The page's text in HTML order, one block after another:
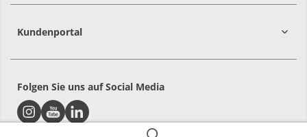
Kundenportal
Folgen Sie uns auf Social Media